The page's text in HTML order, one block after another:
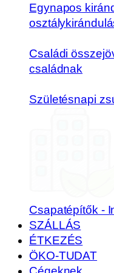
Egynapos
Családi
családnak
Születésnapi
Csapatépítők -
SZÁLLÁS
ÉTKEZÉS
ÖKO-TUDAT